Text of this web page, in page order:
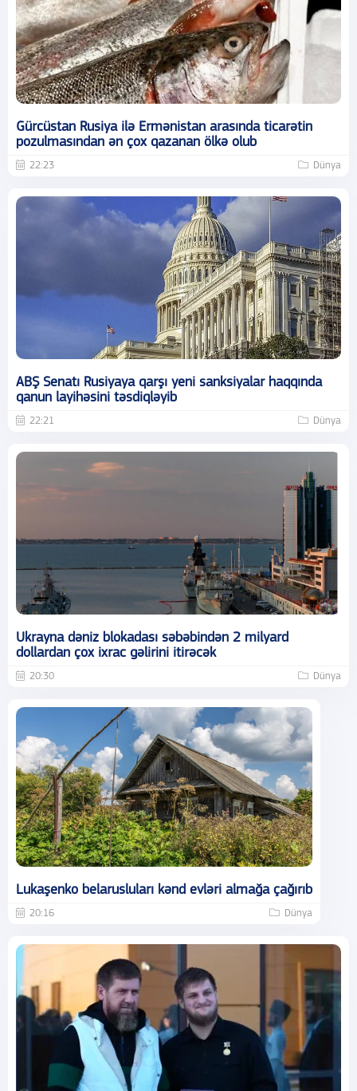
Gürcüstan Rusiya ilə Ermənistan arasında ticarətin
pozulmasından ən çox qazanan ölkə olub
22:23 Dünya
ABŞ Senatı Rusiyaya qarşı yeni sanksiyalar haqqında
qanun layihəsini təsdiqləyib
22:21 Dünya
Ukrayna dəniz blokadası səbəbindən 2 milyard
dollardan çox ixrac gəlirini itirəcək
20:30 Dünya
Lukaşenko belarusluları kənd evləri almağa çağırıb
20:16 Dünya